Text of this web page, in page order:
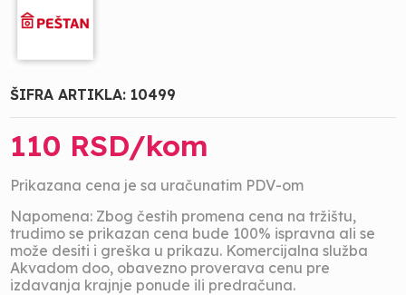
ŠIFRA ARTIKLA: 10499
110 RSD/kom
Prikazana cena je sa uračunatim PDV-om
Napomena: Zbog čestih promena cena na tržištu,
trudimo se prikazan cena bude 100% ispravna ali se
može desiti i greška u prikazu. Komercijalna služba
Akvadom doo, obavezno proverava cenu pre
izdavanja krajnje ponude ili predračuna.